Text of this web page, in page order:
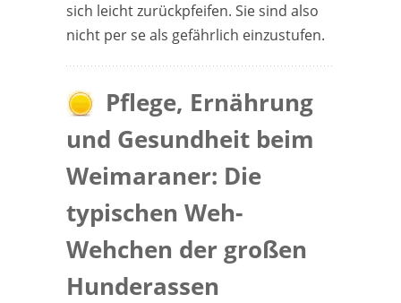
sich leicht zurückpfeifen. Sie sind also
nicht per se als gefährlich einzustufen.
Pflege, Ernährung
und Gesundheit beim
Weimaraner: Die
typischen Weh-
Wehchen der großen
Hunderassen